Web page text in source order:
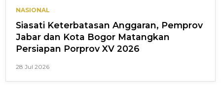
NASIONAL
Siasati Keterbatasan Anggaran, Pemprov
Jabar dan Kota Bogor Matangkan
Persiapan Porprov XV 2026
28 Jul 2026